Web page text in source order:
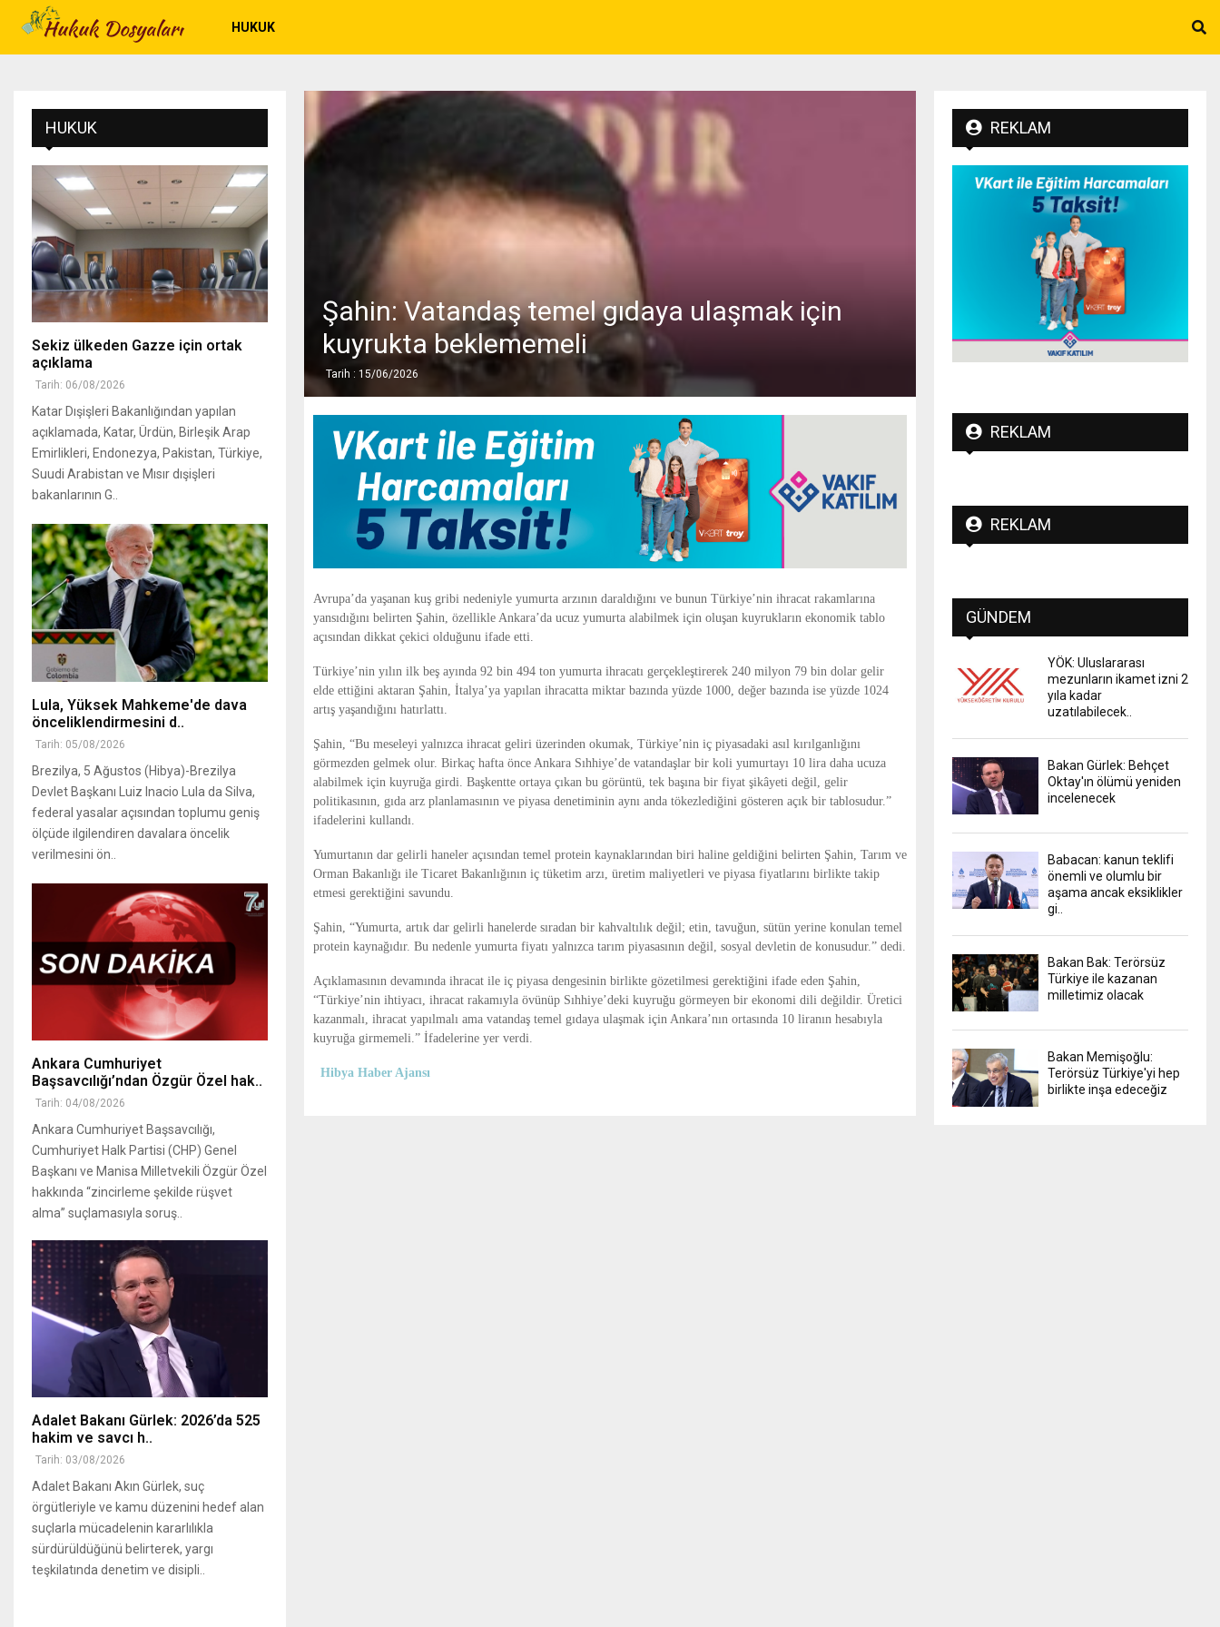
HUKUK
Şahin: Vatandaş temel gıdaya ulaşmak için
kuyrukta beklememeli
Tarih : 15/06/2026
Avrupa’da yaşanan kuş gribi nedeniyle yumurta arzının daraldığını ve bunun Türkiye’nin ihracat rakamlarına
yansıdığını belirten Şahin, özellikle Ankara’da ucuz yumurta alabilmek için oluşan kuyrukların ekonomik tablo
açısından dikkat çekici olduğunu ifade etti.
Türkiye’nin yılın ilk beş ayında 92 bin 494 ton yumurta ihracatı gerçekleştirerek 240 milyon 79 bin dolar gelir
elde ettiğini aktaran Şahin, İtalya’ya yapılan ihracatta miktar bazında yüzde 1000, değer bazında ise yüzde 1024
artış yaşandığını hatırlattı.
Şahin, “Bu meseleyi yalnızca ihracat geliri üzerinden okumak, Türkiye’nin iç piyasadaki asıl kırılganlığını
görmezden gelmek olur. Birkaç hafta önce Ankara Sıhhiye’de vatandaşlar bir koli yumurtayı 10 lira daha ucuza
alabilmek için kuyruğa girdi. Başkentte ortaya çıkan bu görüntü, tek başına bir fiyat şikâyeti değil, gelir
politikasının, gıda arz planlamasının ve piyasa denetiminin aynı anda tökezlediğini gösteren açık bir tablosudur.”
ifadelerini kullandı.
Yumurtanın dar gelirli haneler açısından temel protein kaynaklarından biri haline geldiğini belirten Şahin, Tarım ve
Orman Bakanlığı ile Ticaret Bakanlığının iç tüketim arzı, üretim maliyetleri ve piyasa fiyatlarını birlikte takip
etmesi gerektiğini savundu.
Şahin, “Yumurta, artık dar gelirli hanelerde sıradan bir kahvaltılık değil; etin, tavuğun, sütün yerine konulan temel
protein kaynağıdır. Bu nedenle yumurta fiyatı yalnızca tarım piyasasının değil, sosyal devletin de konusudur.” dedi.
Açıklamasının devamında ihracat ile iç piyasa dengesinin birlikte gözetilmesi gerektiğini ifade eden Şahin,
“Türkiye’nin ihtiyacı, ihracat rakamıyla övünüp Sıhhiye’deki kuyruğu görmeyen bir ekonomi dili değildir. Üretici
kazanmalı, ihracat yapılmalı ama vatandaş temel gıdaya ulaşmak için Ankara’nın ortasında 10 liranın hesabıyla
kuyruğa girmemeli.” İfadelerine yer verdi.
Hibya Haber Ajansı
HUKUK
Sekiz ülkeden Gazze için ortak
açıklama
Tarih: 06/08/2026
Katar Dışişleri Bakanlığından yapılan
açıklamada, Katar, Ürdün, Birleşik Arap
Emirlikleri, Endonezya, Pakistan, Türkiye,
Suudi Arabistan ve Mısır dışişleri
bakanlarının G..
Lula, Yüksek Mahkeme'de dava
önceliklendirmesini d..
Tarih: 05/08/2026
Brezilya, 5 Ağustos (Hibya)-Brezilya
Devlet Başkanı Luiz Inacio Lula da Silva,
federal yasalar açısından toplumu geniş
ölçüde ilgilendiren davalara öncelik
verilmesini ön..
Ankara Cumhuriyet
Başsavcılığı’ndan Özgür Özel hak..
Tarih: 04/08/2026
Ankara Cumhuriyet Başsavcılığı,
Cumhuriyet Halk Partisi (CHP) Genel
Başkanı ve Manisa Milletvekili Özgür Özel
hakkında “zincirleme şekilde rüşvet
alma” suçlamasıyla soruş..
Adalet Bakanı Gürlek: 2026’da 525
hakim ve savcı h..
Tarih: 03/08/2026
Adalet Bakanı Akın Gürlek, suç
örgütleriyle ve kamu düzenini hedef alan
suçlarla mücadelenin kararlılıkla
sürdürüldüğünü belirterek, yargı
teşkilatında denetim ve disipli..
REKLAM
REKLAM
REKLAM
GÜNDEM
YÖK: Uluslararası
mezunların ikamet izni 2
yıla kadar
uzatılabilecek..
Bakan Gürlek: Behçet
Oktay'ın ölümü yeniden
incelenecek
Babacan: kanun teklifi
önemli ve olumlu bir
aşama ancak eksiklikler
gi..
Bakan Bak: Terörsüz
Türkiye ile kazanan
milletimiz olacak
Bakan Memişoğlu:
Terörsüz Türkiye'yi hep
birlikte inşa edeceğiz